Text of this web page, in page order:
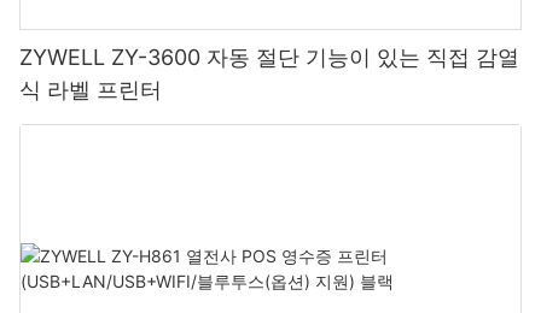
ZYWELL ZY-3600 자동 절단 기능이 있는 직접 감열
식 라벨 프린터